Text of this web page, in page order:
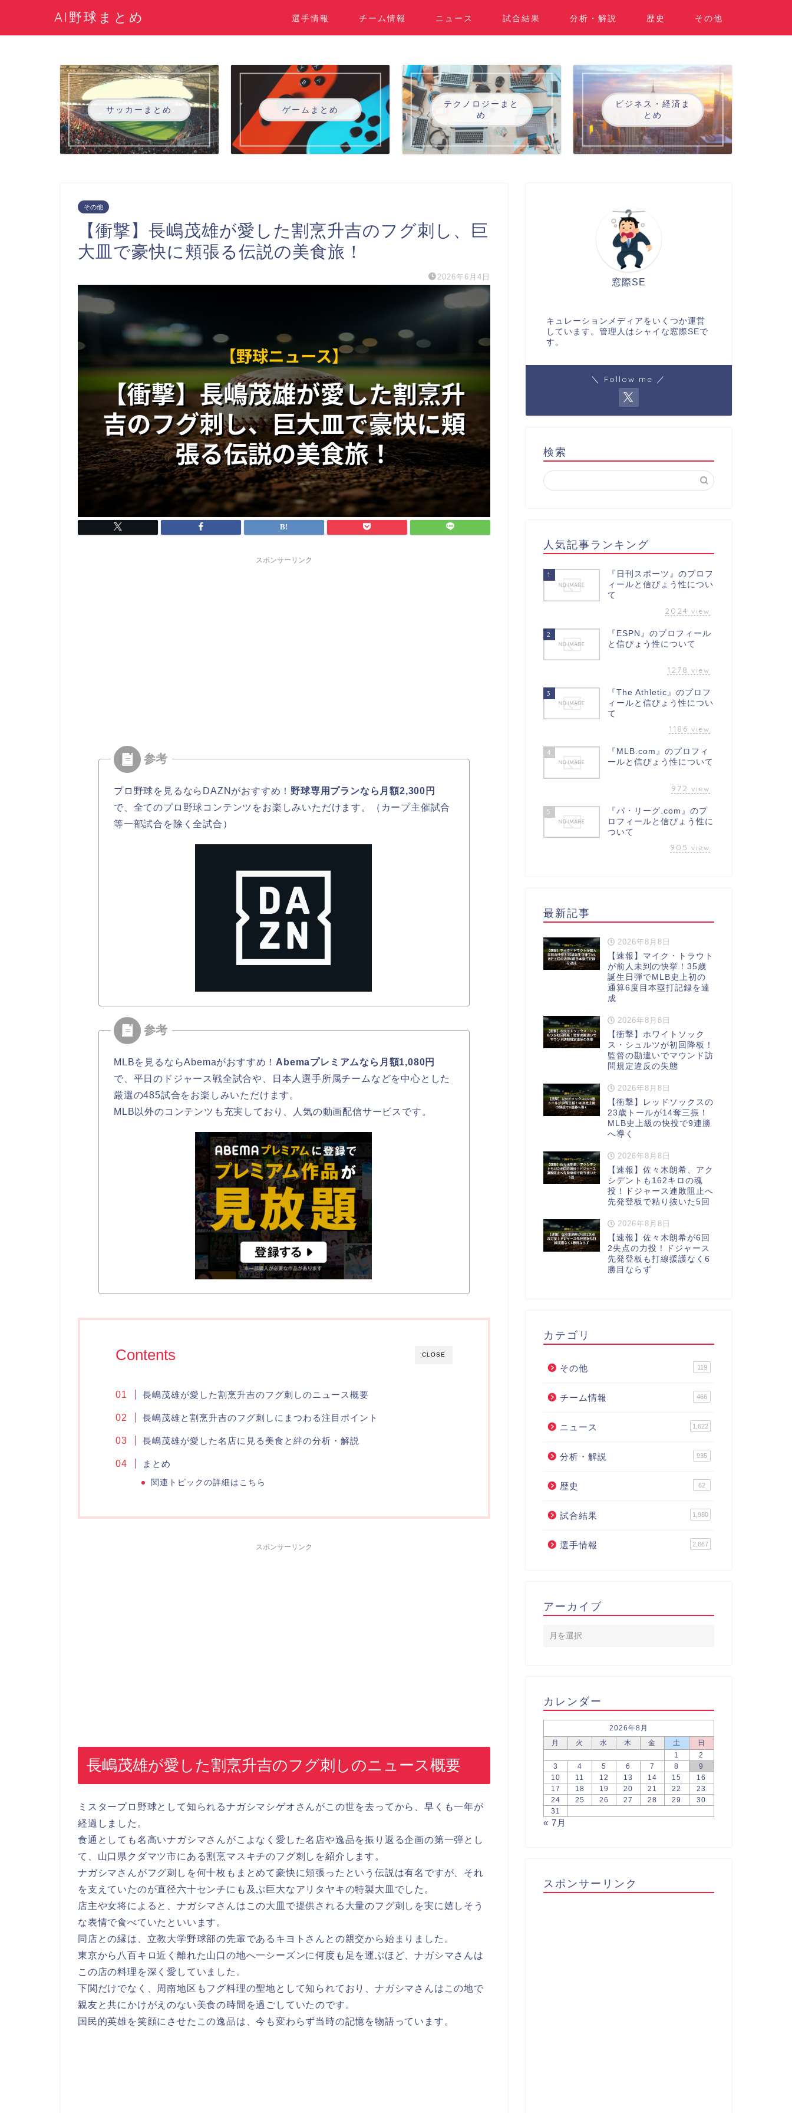
AI野球まとめ 選手情報 チーム情報 ニュース 試合結果 分析・解説 歴史 その他
サッカーまとめ ゲームまとめ
テクノロジーまと
め
ビジネス・経済ま
とめ
その他
【衝撃】長嶋茂雄が愛した割烹升吉のフグ刺し、巨
大皿で豪快に頬張る伝説の美食旅！
2026年6月4日
スポンサーリンク
プロ野球を見るならDAZNがおすすめ！ 野球専用プランなら月額2,300円
で、全てのプロ野球コンテンツをお楽しみいただけます。（カープ主催試合
等一部試合を除く全試合）
MLBを見るならAbemaがおすすめ！ Abemaプレミアムなら月額1,080円
で、平日のドジャース戦全試合や、日本人選手所属チームなどを中心とした
厳選の485試合をお楽しみいただけます。
MLB以外のコンテンツも充実しており、人気の動画配信サービスです。
CLOSE
Contents
長嶋茂雄が愛した割烹升吉のフグ刺しのニュース概要
長嶋茂雄と割烹升吉のフグ刺しにまつわる注目ポイント
長嶋茂雄が愛した名店に見る美食と絆の分析・解説
まとめ
関連トピックの詳細はこちら
スポンサーリンク
長嶋茂雄が愛した割烹升吉のフグ刺しのニュース概要
ミスタープロ野球として知られるナガシマシゲオさんがこの世を去ってから、早くも一年が
経過しました。
食通としても名高いナガシマさんがこよなく愛した名店や逸品を振り返る企画の第一弾とし
て、山口県クダマツ市にある割烹マスキチのフグ刺しを紹介します。
ナガシマさんがフグ刺しを何十枚もまとめて豪快に頬張ったという伝説は有名ですが、それ
を支えていたのが直径六十センチにも及ぶ巨大なアリタヤキの特製大皿でした。
店主や女将によると、ナガシマさんはこの大皿で提供される大量のフグ刺しを実に嬉しそう
な表情で食べていたといいます。
同店との縁は、立教大学野球部の先輩であるキヨトさんとの親交から始まりました。
東京から八百キロ近く離れた山口の地へ一シーズンに何度も足を運ぶほど、ナガシマさんは
この店の料理を深く愛していました。
下関だけでなく、周南地区もフグ料理の聖地として知られており、ナガシマさんはこの地で
親友と共にかけがえのない美食の時間を過ごしていたのです。
国民的英雄を笑顔にさせたこの逸品は、今も変わらず当時の記憶を物語っています。
窓際SE
キュレーションメディアをいくつか運営
しています。管理人はシャイな窓際SEで
す。
＼ Follow me ／
検索
人気記事ランキング
1
『日刊スポーツ』のプロフ
ィールと信ぴょう性につい
て
2024 view
2
『ESPN』のプロフィール
と信ぴょう性について
1278 view
3
『The Athletic』のプロフ
ィールと信ぴょう性につい
て
1186 view
4
『MLB.com』のプロフィ
ールと信ぴょう性について
972 view
5
『パ・リーグ.com』のプ
ロフィールと信ぴょう性に
ついて
905 view
最新記事
2026年8月8日
【速報】マイク・トラウト
が前人未到の快挙！35歳
誕生日弾でMLB史上初の
通算6度目本塁打記録を達
成
2026年8月8日
【衝撃】ホワイトソック
ス・シュルツが初回降板！
監督の勘違いでマウンド訪
問規定違反の失態
2026年8月8日
【衝撃】レッドソックスの
23歳トールが14奪三振！
MLB史上級の快投で9連勝
へ導く
2026年8月8日
【速報】佐々木朗希、アク
シデントも162キロの魂
投！ドジャース連敗阻止へ
先発登板で粘り抜いた5回
2026年8月8日
【速報】佐々木朗希が6回
2失点の力投！ドジャース
先発登板も打線援護なく6
勝目ならず
カテゴリ
その他 119
チーム情報 466
ニュース 1,622
分析・解説 935
歴史 62
試合結果 1,980
選手情報 2,667
アーカイブ
カレンダー
2026年8月
月
火 水 木 金 土
日
1
2
3
4 5 6 7 8
9
10
11 12 13 14 15
16
17
18 19 20 21 22
23
24
25 26 27 28 29
30
31
« 7月
スポンサーリンク